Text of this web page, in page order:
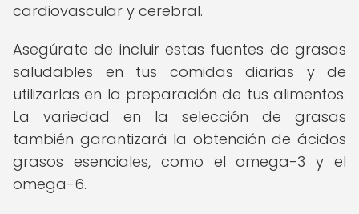
cardiovascular y cerebral.
Asegúrate de incluir estas fuentes de grasas
saludables en tus comidas diarias y de
utilizarlas en la preparación de tus alimentos.
La variedad en la selección de grasas
también garantizará la obtención de ácidos
grasos esenciales, como el omega-3 y el
omega-6.